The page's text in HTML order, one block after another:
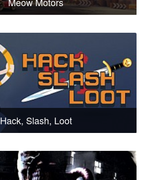
Hack, Slash, Loot